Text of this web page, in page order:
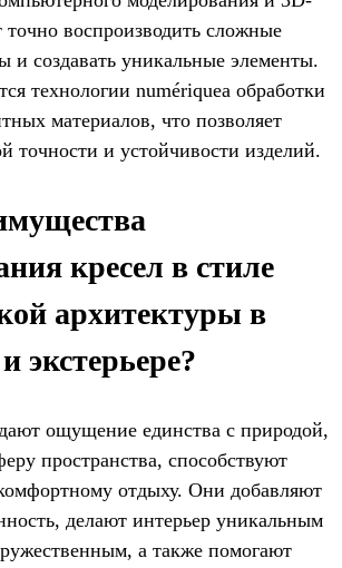
точно воспроизводить сложные
создавать уникальные элементы.
технологии numériquea обработки
материалов, что позволяет
точности и устойчивости изделий.
кресел в стиле
архитектуры в
экстерьере?
ощущение единства с природой,
пространства, способствуют
отдыху. Они добавляют
делают интерьер уникальным
а также помогают